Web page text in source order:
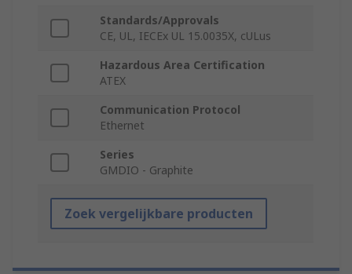
Standards/Approvals
CE, UL, IECEx UL 15.0035X, cULus
Hazardous Area Certification
ATEX
Communication Protocol
Ethernet
Series
GMDIO - Graphite
Zoek vergelijkbare producten